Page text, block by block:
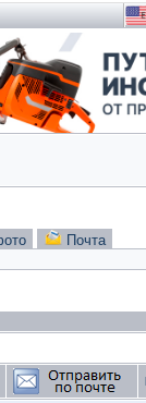
Почта